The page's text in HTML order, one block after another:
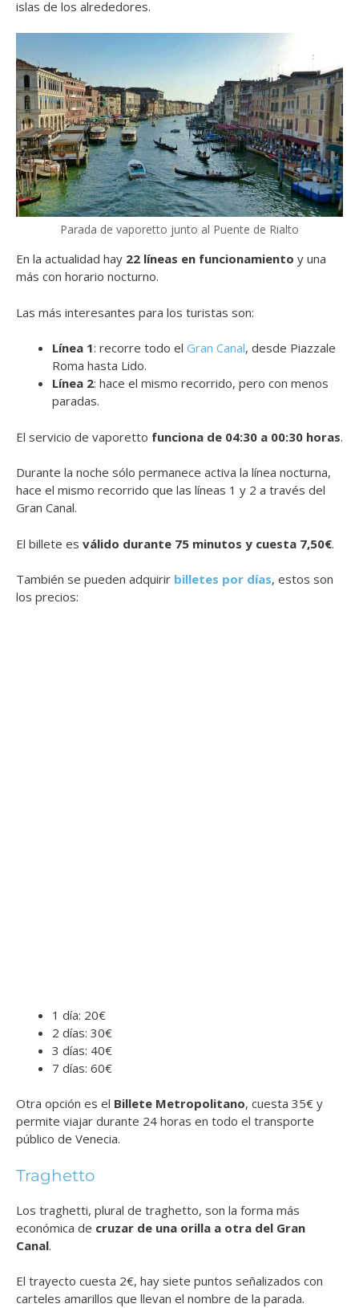
islas de los alrededores.
Parada de vaporetto junto al Puente de Rialto
En la actualidad hay 22 líneas en funcionamiento y una
más con horario nocturno.
Las más interesantes para los turistas son:
Línea 1: recorre todo el Gran Canal, desde Piazzale
Roma hasta Lido.
Línea 2: hace el mismo recorrido, pero con menos
paradas.
El servicio de vaporetto funciona de 04:30 a 00:30 horas.
Durante la noche sólo permanece activa la línea nocturna,
hace el mismo recorrido que las líneas 1 y 2 a través del
Gran Canal.
El billete es válido durante 75 minutos y cuesta 7,50€.
También se pueden adquirir billetes por días, estos son
los precios:
1 día: 20€
2 días: 30€
3 días: 40€
7 días: 60€
Otra opción es el Billete Metropolitano, cuesta 35€ y
permite viajar durante 24 horas en todo el transporte
público de Venecia.
Traghetto
Los traghetti, plural de traghetto, son la forma más
económica de cruzar de una orilla a otra del Gran
Canal.
El trayecto cuesta 2€, hay siete puntos señalizados con
carteles amarillos que llevan el nombre de la parada.